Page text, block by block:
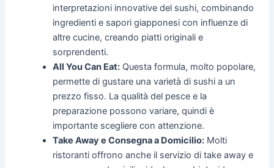
interpretazioni innovative del sushi, combinando
ingredienti e sapori giapponesi con influenze di
altre cucine, creando piatti originali e
sorprendenti.
All You Can Eat: Questa formula, molto popolare,
permette di gustare una varietà di sushi a un
prezzo fisso. La qualità del pesce e la
preparazione possono variare, quindi è
importante scegliere con attenzione.
Take Away e Consegna a Domicilio: Molti
ristoranti offrono anche il servizio di take away e